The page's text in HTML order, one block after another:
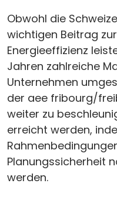
Obwohl die
wichtigen Beitrag
Energieeffizienz
Jahren zahlreiche
Unternehmen
der aee fribourg/
weiter zu
erreicht werden,
Planungssicherheit
werden.